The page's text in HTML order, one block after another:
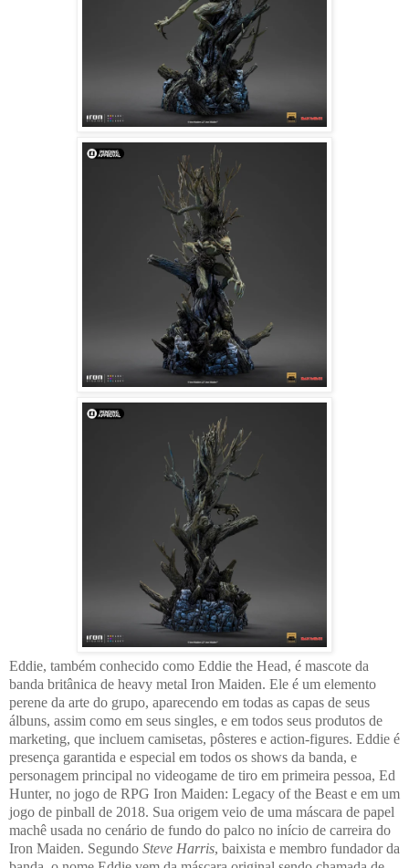
Eddie, também conhecido como Eddie the Head, é mascote da
banda britânica de heavy metal Iron Maiden. Ele é um elemento
perene da arte do grupo, aparecendo em todas as capas de seus
álbuns, assim como em seus singles, e em todos seus produtos de
marketing, que incluem camisetas, pôsteres e action-figures. Eddie é
presença garantida e especial em todos os shows da banda, e
personagem principal no videogame de tiro em primeira pessoa, Ed
Hunter, no jogo de RPG Iron Maiden: Legacy of the Beast e em um
jogo de pinball de 2018. Sua origem veio de uma máscara de papel
machê usada no cenário de fundo do palco no início de carreira do
Iron Maiden. Segundo Steve Harris, baixista e membro fundador da